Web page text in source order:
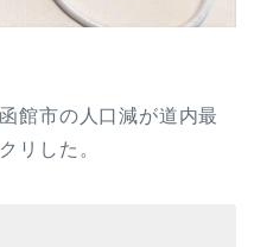
館市の人口減が道内最
リした。